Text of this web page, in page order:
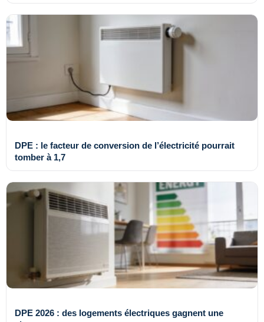
DPE : le facteur de conversion de l’électricité pourrait
tomber à 1,7
DPE 2026 : des logements électriques gagnent une